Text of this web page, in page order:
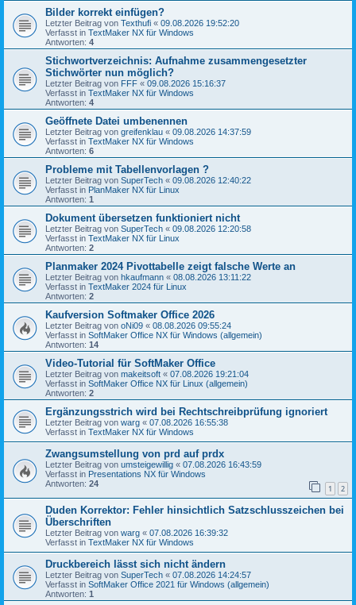
Bilder korrekt einfügen?
Letzter Beitrag von Texthufi « 09.08.2026 19:52:20
Verfasst in TextMaker NX für Windows
Antworten: 4
Stichwortverzeichnis: Aufnahme zusammengesetzter
Stichwörter nun möglich?
Letzter Beitrag von FFF « 09.08.2026 15:16:37
Verfasst in TextMaker NX für Windows
Antworten: 4
Geöffnete Datei umbenennen
Letzter Beitrag von greifenklau « 09.08.2026 14:37:59
Verfasst in TextMaker NX für Windows
Antworten: 6
Probleme mit Tabellenvorlagen ?
Letzter Beitrag von SuperTech « 09.08.2026 12:40:22
Verfasst in PlanMaker NX für Linux
Antworten: 1
Dokument übersetzen funktioniert nicht
Letzter Beitrag von SuperTech « 09.08.2026 12:20:58
Verfasst in TextMaker NX für Linux
Antworten: 2
Planmaker 2024 Pivottabelle zeigt falsche Werte an
Letzter Beitrag von hkaufmann « 08.08.2026 13:11:22
Verfasst in TextMaker 2024 für Linux
Antworten: 2
Kaufversion Softmaker Office 2026
Letzter Beitrag von oNi09 « 08.08.2026 09:55:24
Verfasst in SoftMaker Office NX für Windows (allgemein)
Antworten: 14
Video-Tutorial für SoftMaker Office
Letzter Beitrag von makeitsoft « 07.08.2026 19:21:04
Verfasst in SoftMaker Office NX für Linux (allgemein)
Antworten: 2
Ergänzungsstrich wird bei Rechtschreibprüfung ignoriert
Letzter Beitrag von warg « 07.08.2026 16:55:38
Verfasst in TextMaker NX für Windows
Zwangsumstellung von prd auf prdx
Letzter Beitrag von umsteigewillig « 07.08.2026 16:43:59
Verfasst in Presentations NX für Windows
Antworten: 24 1 2
Duden Korrektor: Fehler hinsichtlich Satzschlusszeichen bei
Überschriften
Letzter Beitrag von warg « 07.08.2026 16:39:32
Verfasst in TextMaker NX für Windows
Druckbereich lässt sich nicht ändern
Letzter Beitrag von SuperTech « 07.08.2026 14:24:57
Verfasst in SoftMaker Office 2021 für Windows (allgemein)
Antworten: 1